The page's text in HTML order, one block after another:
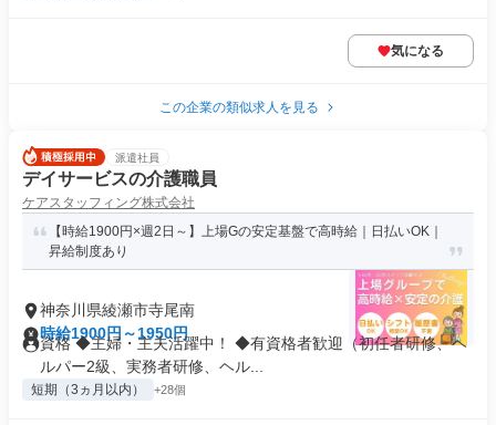
気になる
この企業の類似求人を見る
派遣社員
デイサービスの介護職員
ケアスタッフィング株式会社
【時給1900円×週2日～】上場Gの安定基盤で高時給｜日払いOK｜
昇給制度あり
神奈川県綾瀬市寺尾南
時給1900円～1950円
資格 ◆主婦・主夫活躍中！ ◆有資格者歓迎（初任者研修、ヘ
ルパー2級、実務者研修、ヘル...
短期（3ヵ月以内） +28個